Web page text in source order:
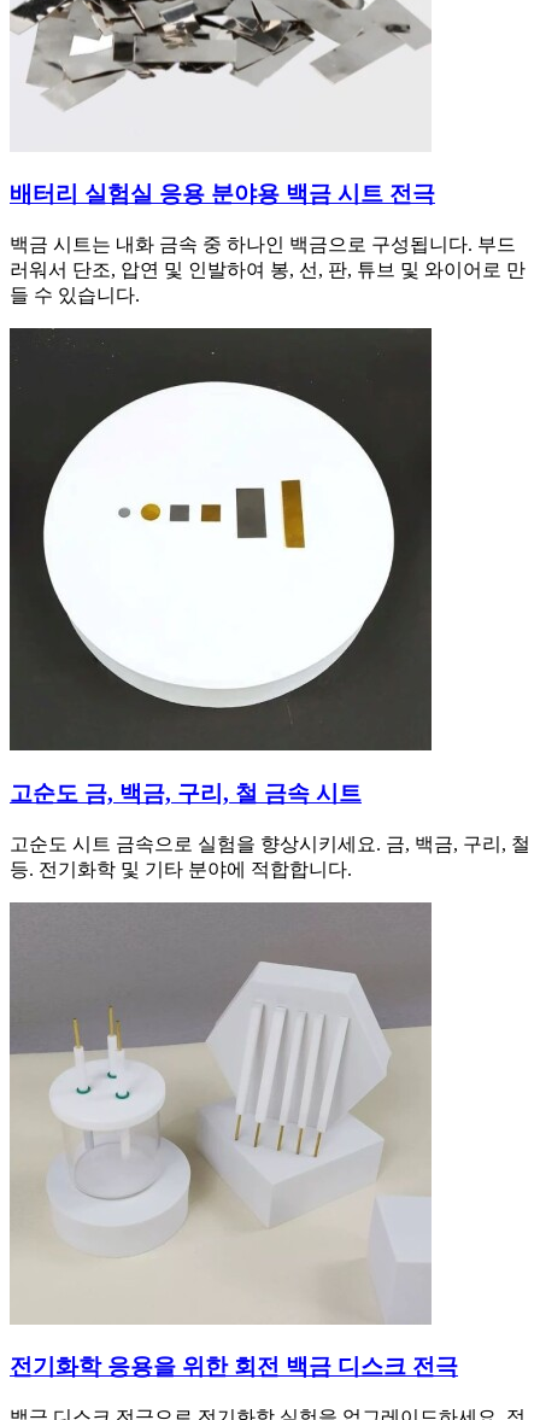
배터리 실험실 응용 분야용 백금 시트 전극
백금 시트는 내화 금속 중 하나인 백금으로 구성됩니다. 부드
러워서 단조, 압연 및 인발하여 봉, 선, 판, 튜브 및 와이어로 만
들 수 있습니다.
고순도 금, 백금, 구리, 철 금속 시트
고순도 시트 금속으로 실험을 향상시키세요. 금, 백금, 구리, 철
등. 전기화학 및 기타 분야에 적합합니다.
전기화학 응용을 위한 회전 백금 디스크 전극